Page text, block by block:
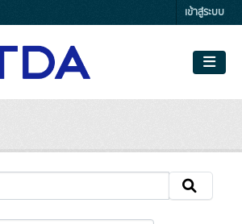
เข้าสู่ระบบ